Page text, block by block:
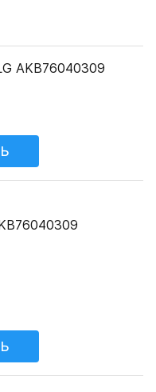
AKB76040309